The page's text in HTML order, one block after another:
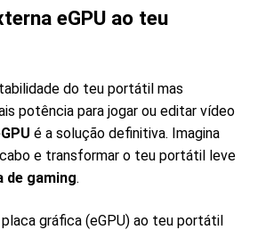
eGPU ao teu
do teu portátil mas
potência para jogar ou editar vídeo
é a solução definitiva. Imagina
cabo e transformar o teu portátil leve
de gaming.
placa gráfica (eGPU) ao teu portátil